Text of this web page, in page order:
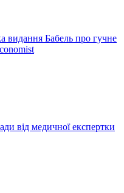
видання Бабель про гучне
від медичної експертки